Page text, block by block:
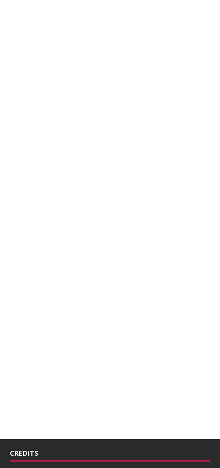
CREDITS